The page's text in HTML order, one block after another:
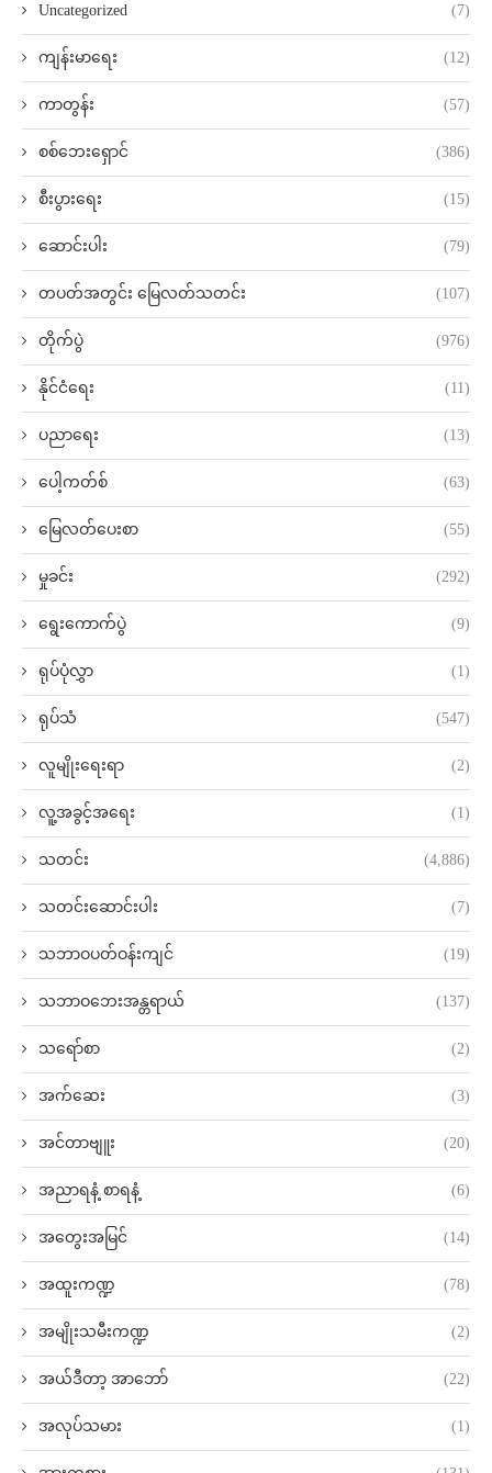
Uncategorized (7)
ကျန်းမာရေး (12)
ကာတွန်း (57)
စစ်ဘေးရှောင် (386)
စီးပွားရေး (15)
ဆောင်းပါး (79)
တပတ်အတွင်း မြေလတ်သတင်း (107)
တိုက်ပွဲ (976)
နိုင်ငံရေး (11)
ပညာရေး (13)
ပေါ့ကတ်စ် (63)
မြေလတ်ပေးစာ (55)
မှုခင်း (292)
ရွေးကောက်ပွဲ (9)
ရုပ်ပုံလွှာ (1)
ရုပ်သံ (547)
လူမျိုးရေးရာ (2)
လူ့အခွင့်အရေး (1)
သတင်း (4,886)
သတင်းဆောင်းပါး (7)
သဘာဝပတ်ဝန်းကျင် (19)
သဘာဝဘေးအန္တရာယ် (137)
သရော်စာ (2)
အက်ဆေး (3)
အင်တာဗျူး (20)
အညာရနံ့ စာရနံ့ (6)
အတွေးအမြင် (14)
အထူးကဏ္ဍ (78)
အမျိုးသမီးကဏ္ဍ (2)
အယ်ဒီတာ့ အာဘော် (22)
အလုပ်သမား (1)